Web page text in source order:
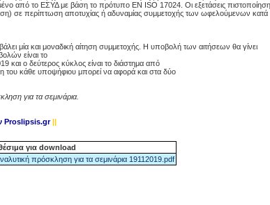
από το ΕΣΥΔ με βάση το πρότυπο EN ISO 17024. Οι εξετάσεις
σε περίπτωση αποτυχίας ή αδυναμίας συμμετοχής των ωφελούμενων κατά
μία και μοναδική αίτηση συμμετοχής. Η υποβολή των αιτήσεων θα γίνει
είναι το
και ο δεύτερος κύκλος είναι το διάστημα από
του κάθε υποψήφιου μπορεί να αφορά και στα δύο
για τα σεμινάρια.
Proslipsis.gr ||
για download
πρόσκληση για τα σεμινάρια 19112019.pdf